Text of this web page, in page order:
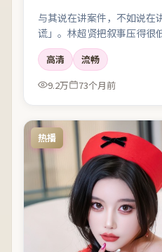
与其说在讲案件，不如说在
谎」。林超贤把叙事压得很
众引进雾里。
高清
流畅
9.2万
73个月前
热播